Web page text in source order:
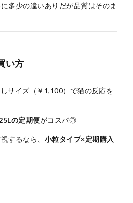
多少の違いありだが品質はそのま
い方
サイズ（￥1,100）で猫の反応を
の定期便がコスパ◎
するなら、 小粒タイプ×定期購入